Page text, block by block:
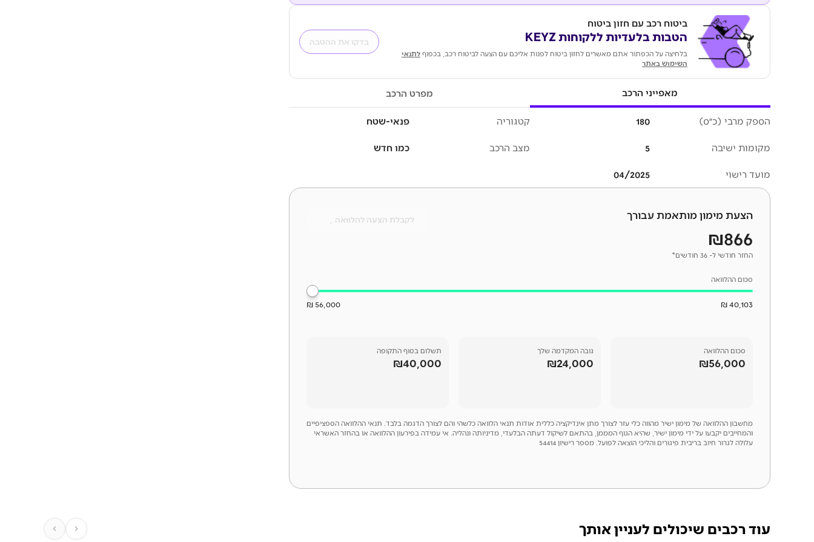
ביטוח רכב עם חזון ביטוח
הטבות בלעדיות ללקוחות KEYZ בדקו את ההטבה
בלחיצה על הכפתור אתם מאשרים לחזון ביטוח לפנות אליכם עם הצעה לביטוח רכב, בכפוף לתנאי
השימוש באתר
מאפייני הרכב מפרט הרכב
הספק מרבי (כ״ס) 180
מקומות ישיבה 5
מועד רישוי 04/2025
קטגוריה פנאי-שטח
מצב הרכב כמו חדש
הצעת מימון מותאמת עבורך
₪866
החזר חודשי ל- 36 חודשים*
סכום ההלוואה
40,103 ₪
56,000 ₪
סכום ההלוואה
₪56,000
גובה המקדמה שלך
₪24,000
תשלום בסוף התקופה
₪40,000
לקבלת הצעה להלוואה
מחשבון ההלוואה של מימון ישיר מהווה כלי עזר לצורך מתן אינדיקציה כללית אודות תנאי הלוואה כלשהי והם לצורך הדגמה בלבד. תנאי ההלוואה הספציפיים
והמחייבים יקבעו על ידי מימון ישיר, שהיא הגוף המממן, בהתאם לשיקול דעתה הבלעדי, מדיניותה ונהליה. אי עמידה בפירעון ההלוואה או בהחזר האשראי
עלולה לגרור חיוב בריבית פיגורים והליכי הוצאה לפועל. מספר רישיון 54414
עוד רכבים שיכולים לעניין אותך